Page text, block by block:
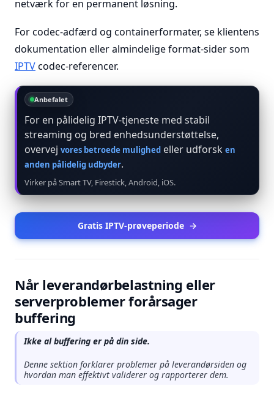
netværk for en permanent løsning.
For codec-adfærd og containerformater, se klientens
dokumentation eller almindelige format-sider som
IPTVcodec-referencer.
Anbefalet
For en pålidelig IPTV-tjeneste med stabil
streaming og bred enhedsunderstøttelse,
overvej vores betroede mulighed eller udforsk en
anden pålidelig udbyder.
Virker på Smart TV, Firestick, Android, iOS.
Gratis IPTV-prøveperiode →
Når leverandørbelastning eller
serverproblemer forårsager
buffering
Ikke al buffering er på din side.
Denne sektion forklarer problemer på leverandørsiden og
hvordan man effektivt validerer og rapporterer dem.